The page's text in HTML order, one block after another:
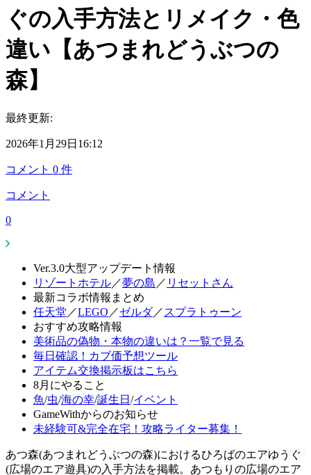
ぐの入手方法とリメイク・色
違い【あつまれどうぶつの
森】
最終更新:
2026年1月29日16:12
コメント 0 件
コメント
0
Ver.3.0大型アップデート情報
リゾートホテル／夢の島 ／ リセットさん
最新コラボ情報まとめ
任天堂 ／LEGO ／ゼルダ／ スプラトゥーン
おすすめ攻略情報
美術品の偽物・本物の違いは？一覧で見る
毎日確認！カブ価予想ツール
アイテム交換掲示板はこちら
8月にやること
魚/虫/海の幸/誕生日 /イベント
GameWithからのお知らせ
未経験可&完全在宅！攻略ライター募集！
あつ森(あつまれどうぶつの森)におけるひろばのエアゆうぐ
(広場のエア遊具)の入手方法を掲載。あつもりの広場のエア